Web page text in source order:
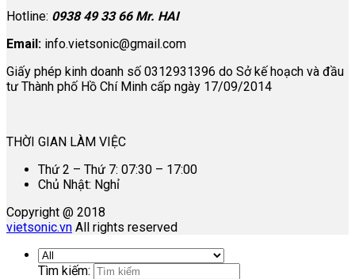
Hotline: 0938 49 33 66 Mr. HAI
Email: info.vietsonic@gmail.com
Giấy phép kinh doanh số 0312931396 do Sở kế hoạch và đầu
tư Thành phố Hồ Chí Minh cấp ngày 17/09/2014
THỜI GIAN LÀM VIỆC
Thứ 2 – Thứ 7: 07:30 – 17:00
Chủ Nhật: Nghỉ
Copyright @ 2018
vietsonic.vn All rights reserved
Tìm kiếm: